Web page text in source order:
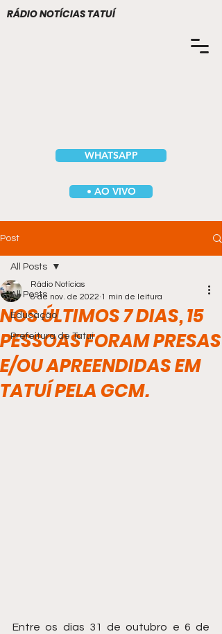
WHATSAPP
RÁDIO NOTÍCIAS TATUÍ
• AO VIVO
Post
All Posts
Educação
Prefeitura de Tatuí
All Posts
NOS ÚLTIMOS 7 DIAS, 15
PESSOAS FORAM PRESAS
E/OU APREENDIDAS EM
TATUÍ PELA GCM.
Rádio Notícias
8 de nov. de 2022 1 min de leitura
Entre os dias 31 de outubro e 6 de